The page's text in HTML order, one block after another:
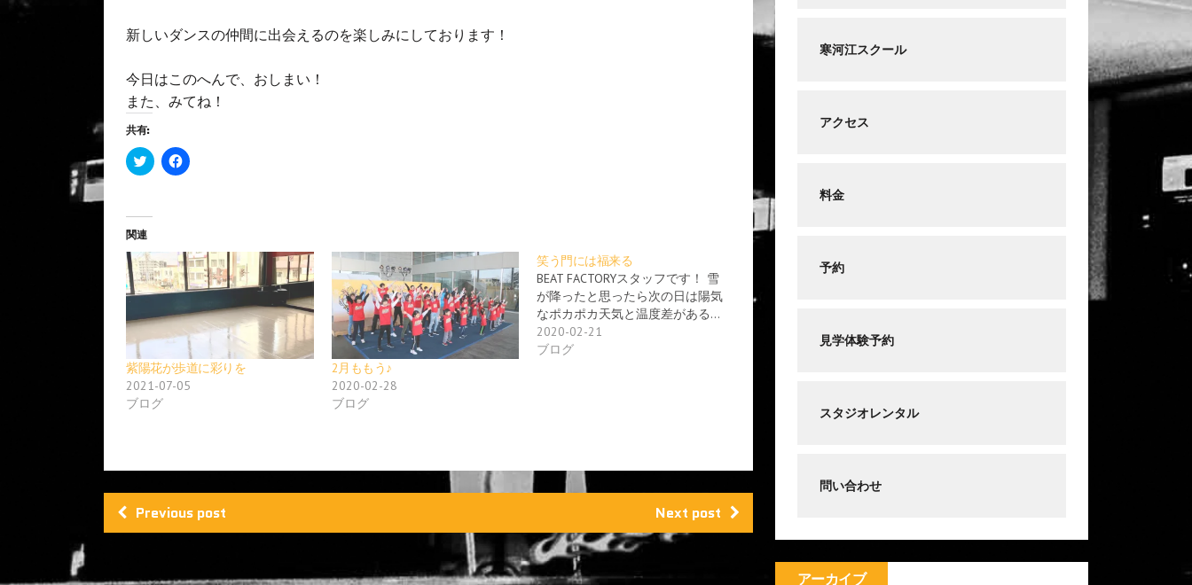
新しいダンスの仲間に出会えるのを楽しみにしております！
今日はこのへんで、おしまい！
また、みてね！
共有:
ク
リ
て
i
t
t
e
r
共
(
し
い
ウ
ィ
ン
き
す
F
a
で
共
有
す
る
に
は
ク
リ
ッ
ク
し
て
し
ウ
ン
関連
紫陽花が歩道に彩りを
2021-07-05
ブログ
2月ももう♪
2020-02-28
ブログ
笑う門には福来る
BEAT FACTORYスタッフです！ 雪
が降ったと思ったら次の日は陽気
なポカポカ天気と温度差がある…
2020-02-21
ブログ
Previous post Next post
寒河江スクール
アクセス
料金
予約
見学体験予約
スタジオレンタル
問い合わせ
アーカイブ